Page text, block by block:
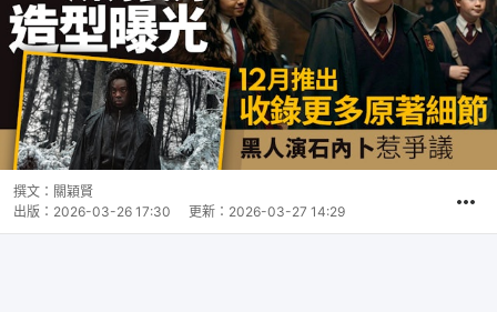
撰文： 關穎賢
出版： 2026-03-26 17:30 更新： 2026-03-27 14:29